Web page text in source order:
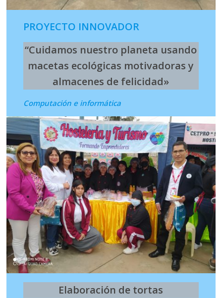
PROYECTO INNOVADOR
“Cuidamos nuestro planeta usando
macetas ecológicas motivadoras y
almacenes de felicidad»
Computación e informática
Elaboración de tortas